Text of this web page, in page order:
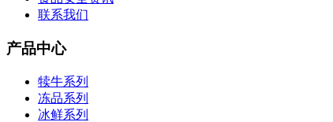
联系我们
产品中心
犊牛系列
冻品系列
冰鲜系列